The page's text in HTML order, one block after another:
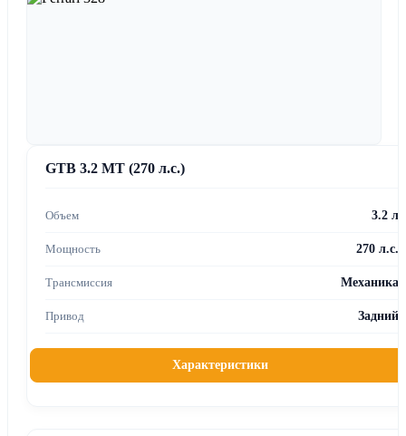
GTB 3.2 MT (270 л.с.)
3.2 л
270 л.с.
Механика
Задний
Характеристики